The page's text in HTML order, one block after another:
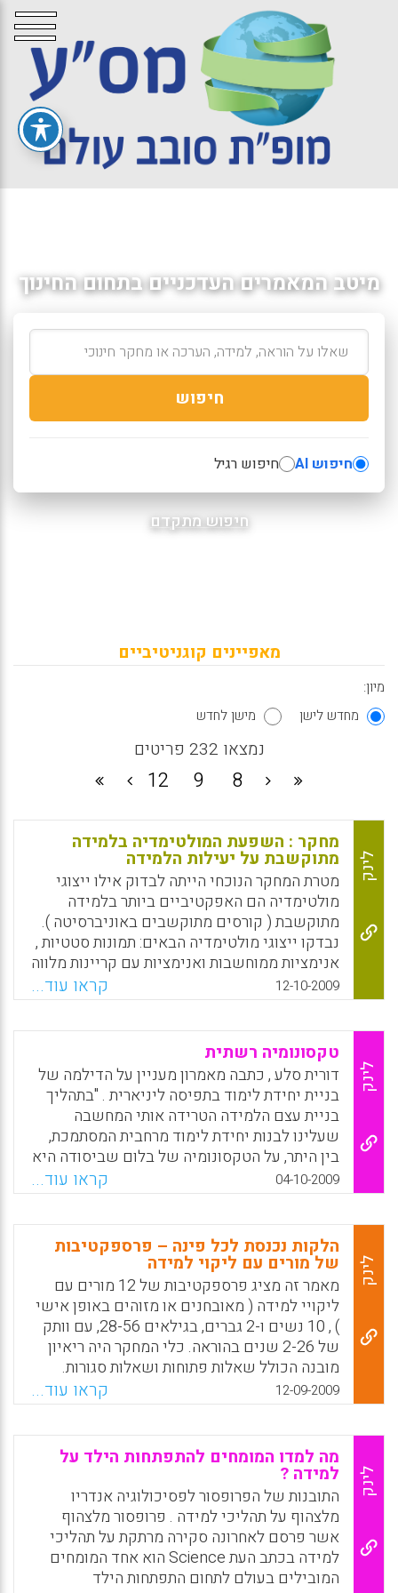
מיטב המאמרים העדכניים בתחום החינוך
חיפוש
חיפוש AI חיפוש רגיל
חיפוש מתקדם
מאפיינים קוגניטיביים
מיון:
מחדש לישן
מישן לחדש
נמצאו 232 פריטים
8
9
12
לינק
מחקר : השפעת המולטימדיה בלמידה
מתוקשבת על יעילות הלמידה
מטרת המחקר הנוכחי הייתה לבדוק אילו ייצוגי
מולטימדיה הם האפקטיביים ביותר בלמידה
מתוקשבת ( קורסים מתוקשבים באוניברסיטה ).
נבדקו ייצוגי מולטימדיה הבאים: תמונות סטטיות ,
אנימציות ממוחשבות ואנימציות עם קריינות מלווה
. ממצאי המחקר מצאו שלומדים בסביבת למידה
מתוקשבת עם חומרי למידה סטטיים ברמת
מולטימדיה השקיעו פחות זמן בלמידה בהשוואה
לאלו שנחשפו לאנימציות. נמצאו הבדלים
מובהקים בין קבוצת הניסוי וקבוצת הביקורת
מבחינת הבנת הידע שצברו. הלומדים בקורסים
המתוקשבים באוניברסיטה שנחשפו לחומרי
למידה משולבים גרפיקה סטטית גילו יכולות
קוגניטיביות נמוכות יותר בהשוואה ללומדים
שנחשפו לחומרי למידה עם אנימציות. לא נמצאו
הבדלים מובהקים ברמת הבנת הידע בין הקבוצות
מלוות טקסים מקוונים. (מחקרים אחרים מצאו כי
לא בכל תחומי הדעת יש לייצוגי המולטימדיה
השפעה כה מובהקת על ההבנה . בתחומי הרפואה
והמדעים/הנדסה יש לייצוגי המולטימדיה
השפעה גבוהה למדי אך בתחומי מדעי החברה
והרוח ( כולל חינוך ) ההשפעה של ייצוגי
המולטימדיה על ההבנה אינה מובהקת. ).
WhatsApp
12-10-2009 קראו עוד...
לינק
טקסונומיה רשתית
דורית סלע , כתבה מאמרון מעניין על הדילמה של
בניית יחידת לימוד בתפיסה ליניארית . "בתהליך
בניית עצם הלמידה הטרידה אותי המחשבה
שעלינו לבנות יחידת לימוד מרחבית המסתמכת,
בין היתר, על הטקסונומיה של בלום שביסודה היא
ליניאריות. אנו עוסקים בלמידה ברשת , למידה
מקושרת, למידה מרחבית , שהיא שונה במהותה
מלמידה ליניארית , על כן לדעתי אין הכרח בבניית
משימות באופן ליניארי (עפ"י בלום) ואפשר
שהתלמיד יידרש כבר בתחילה למטלה מסדר
גבוה, הכל תלוי בעניין ובהקשר" . בהמשך המאמר
מובאים דבריו של ד"ר אשר עיד ן בנושא.
WhatsApp
Facebook
Email
X
04-10-2009 קראו עוד...
לינק
הלקות נכנסת לכל פינה – פרספקטיבות
של מורים עם ליקוי למידה
מאמר זה מציג פרספקטיבות של 12 מורים עם
ליקויי למידה ( מאובחנים או מזוהים באופן אישי
) , 10 נשים ו-2 גברים, בגילאים 28-56, עם וותק
של 2-26 שנים בהוראה. כלי המחקר היה ריאיון
מובנה הכולל שאלות פתוחות ושאלות סגורות.
בניתוח תוכן איכותי זוהו שלוש תמות מרכזיות
המרכיבות את הסיפור של מורים אלו: התייחסות
לתפיסת תפקודם העכשווי כמורים , המבטאת
תחושת מסוגלות לצד זיכרונות עבר על אודות
הלקות, חשיפת הלקות , עיתויה והקשרה, השפעת
הלקות על עבודתם המקצועית ועל תפיסתם
החינוכית (גיה ווגל , ורדה שרוני ).
WhatsApp
Facebook
Email
X
12-09-2009 קראו עוד...
לינק
מה למדו המומחים להתפתחות הילד על
למידה ?
התובנות של הפרופסור לפסיכולוגיה אנדריו
מלצהוף על תהליכי למידה . פרופסור מלצהוף
אשר פרסם לאחרונה סקירה מרתקת על תהליכי
למידה בכתב העת Science הוא אחד המומחים
המובילים בעולם לתחום התפתחות הילד